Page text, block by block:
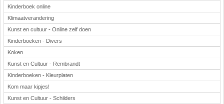
Kinderboek online
Klimaatverandering
Kunst en cultuur - Online zelf doen
Kinderboeken - Divers
Koken
Kunst en Cultuur - Rembrandt
Kinderboeken - Kleurplaten
Kom maar kipjes!
Kunst en Cultuur - Schilders